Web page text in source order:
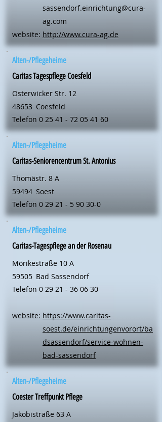
website:
sassendorf.einrichtung@cura-
ag.com
http://www.cura-ag.de
Alten-/Pflegeheime
Caritas Tagespflege Coesfeld
Osterwicker Str. 12
48653 Coesfeld
Telefon 0 25 41 - 72 05 41 60
Alten-/Pflegeheime
Caritas-Seniorencentrum St. Antonius
Thomästr. 8 A
59494 Soest
Telefon 0 29 21 - 5 90 30-0
Alten-/Pflegeheime
Caritas-Tagespflege an der Rosenau
Mörikestraße 10 A
59505 Bad Sassendorf
Telefon 0 29 21 - 36 06 30
website: https://www.caritas-
soest.de/einrichtungenvorort/ba
dsassendorf/service-wohnen-
bad-sassendorf
Alten-/Pflegeheime
Coester Treffpunkt Pflege
Jakobistraße 63 A